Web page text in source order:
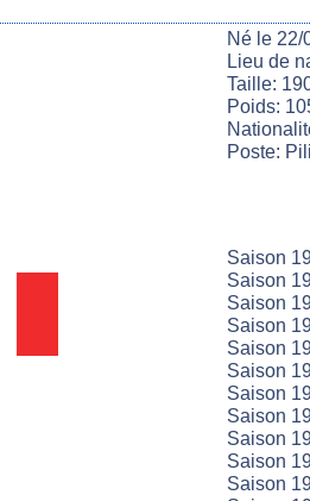
Né le 22/
Lieu de
Taille:
Poids:
Poste:
Saison
Saison
Saison
Saison
Saison
Saison
Saison
Saison
Saison
Saison
Saison